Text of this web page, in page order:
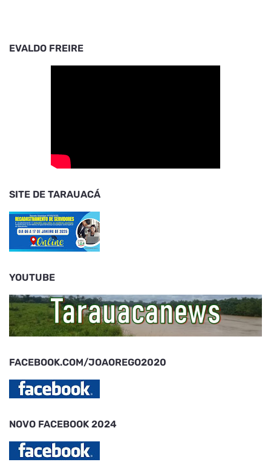
EVALDO FREIRE
SITE DE TARAUACÁ
YOUTUBE
FACEBOOK.COM/JOAOREGO2020
NOVO FACEBOOK 2024